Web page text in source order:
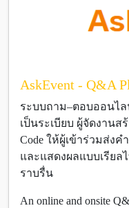
AskEvent - Q&A
ระบบถาม–ตอบออนไ
เป็นระเบียบ ผู้จัดงานส
Code ให้ผู้เข้าร่วมส่ง
และแสดงผลแบบเรียล
ราบรื่น
An online and onsite